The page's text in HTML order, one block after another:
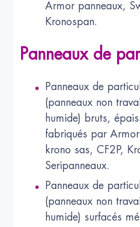
Armor panneaux,
Kronospan.
Panneaux de
Panneaux de
(panneaux non
humide) bruts,
fabriqués par
krono sas, CF2P,
Seripanneaux.
Panneaux de
(panneaux non
humide) surfacés